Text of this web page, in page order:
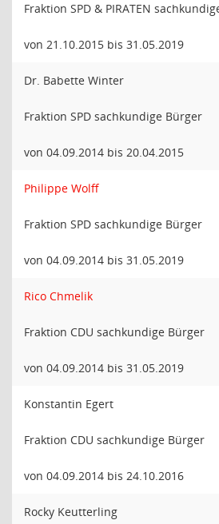
Fraktion SPD & PIRATEN
von 21.10.2015 bis 31.05.2019
Dr. Babette Winter
Fraktion SPD sachkundige Bürger
von 04.09.2014 bis 20.04.2015
Philippe Wolff
Fraktion SPD sachkundige Bürger
von 04.09.2014 bis 31.05.2019
Rico Chmelik
Fraktion CDU sachkundige Bürger
von 04.09.2014 bis 31.05.2019
Konstantin Egert
Fraktion CDU sachkundige Bürger
von 04.09.2014 bis 24.10.2016
Rocky Keutterling